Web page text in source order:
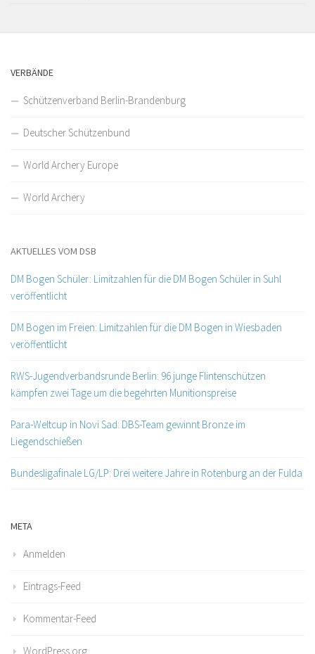
VERBÄNDE
Schützenverband Berlin-Brandenburg
Deutscher Schützenbund
World Archery Europe
World Archery
AKTUELLES VOM DSB
DM Bogen Schüler: Limitzahlen für die DM Bogen Schüler in Suhl
veröffentlicht
DM Bogen im Freien: Limitzahlen für die DM Bogen in Wiesbaden
veröffentlicht
RWS-Jugendverbandsrunde Berlin: 96 junge Flintenschützen
kämpfen zwei Tage um die begehrten Munitionspreise
Para-Weltcup in Novi Sad: DBS-Team gewinnt Bronze im
Liegendschießen
Bundesligafinale LG/LP: Drei weitere Jahre in Rotenburg an der Fulda
META
Anmelden
Eintrags-Feed
Kommentar-Feed
WordPress.org